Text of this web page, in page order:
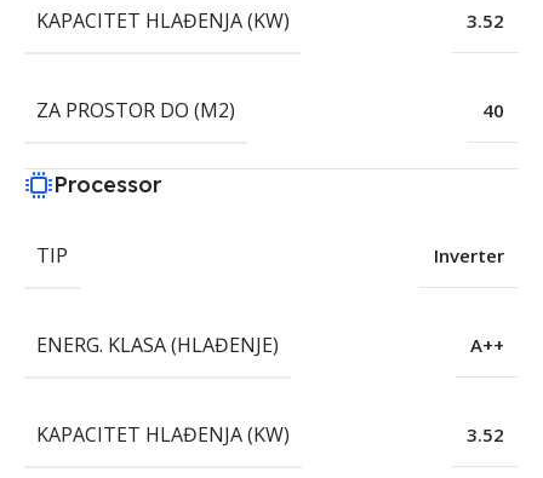
KAPACITET HLAĐENJA (KW) 3.52
ZA PROSTOR DO (M2) 40
Processor
TIP Inverter
ENERG. KLASA (HLAĐENJE) A++
KAPACITET HLAĐENJA (KW) 3.52